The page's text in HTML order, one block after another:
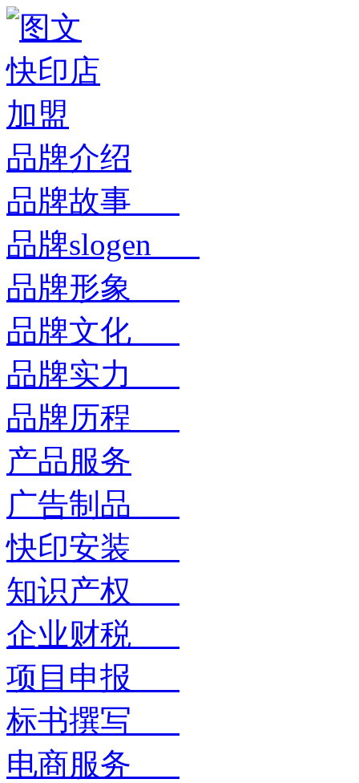
品牌介绍
品牌故事
品牌slogen
品牌形象
品牌文化
品牌实力
品牌历程
产品服务
广告制品
快印安装
知识产权
企业财税
项目申报
标书撰写
电商服务